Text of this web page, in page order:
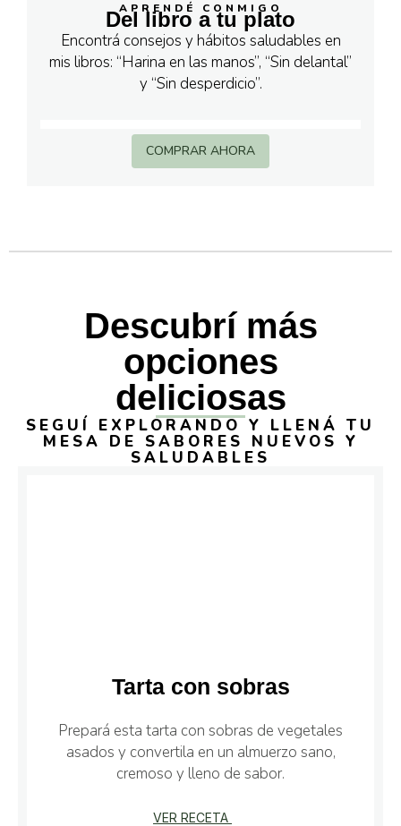
APRENDÉ CONMIGO
Del libro a tu plato
Encontrá consejos y hábitos saludables en
mis libros: “Harina en las manos”, “Sin delantal”
y “Sin desperdicio”.
COMPRAR AHORA
Descubrí más
opciones
deliciosas
SEGUÍ EXPLORANDO Y LLENÁ TU
MESA DE SABORES NUEVOS Y
SALUDABLES
Tarta con sobras
Prepará esta tarta con sobras de vegetales
asados y convertila en un almuerzo sano,
cremoso y lleno de sabor.
VER RECETA